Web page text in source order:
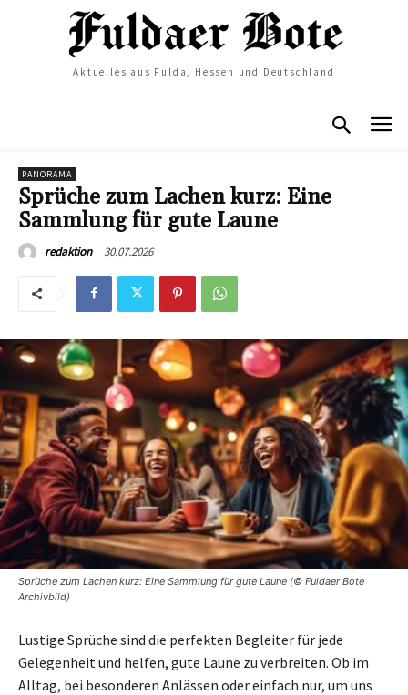
Aktuelles aus Fulda, Hessen und Deutschland
PANORAMA
Sprüche zum Lachen kurz: Eine
Sammlung für gute Laune
redaktion 30.07.2026
Sprüche zum Lachen kurz: Eine Sammlung für gute Laune (© Fuldaer Bote
Archivbild)
Lustige Sprüche sind die perfekten Begleiter für jede
Gelegenheit und helfen, gute Laune zu verbreiten. Ob im
Alltag, bei besonderen Anlässen oder einfach nur, um uns